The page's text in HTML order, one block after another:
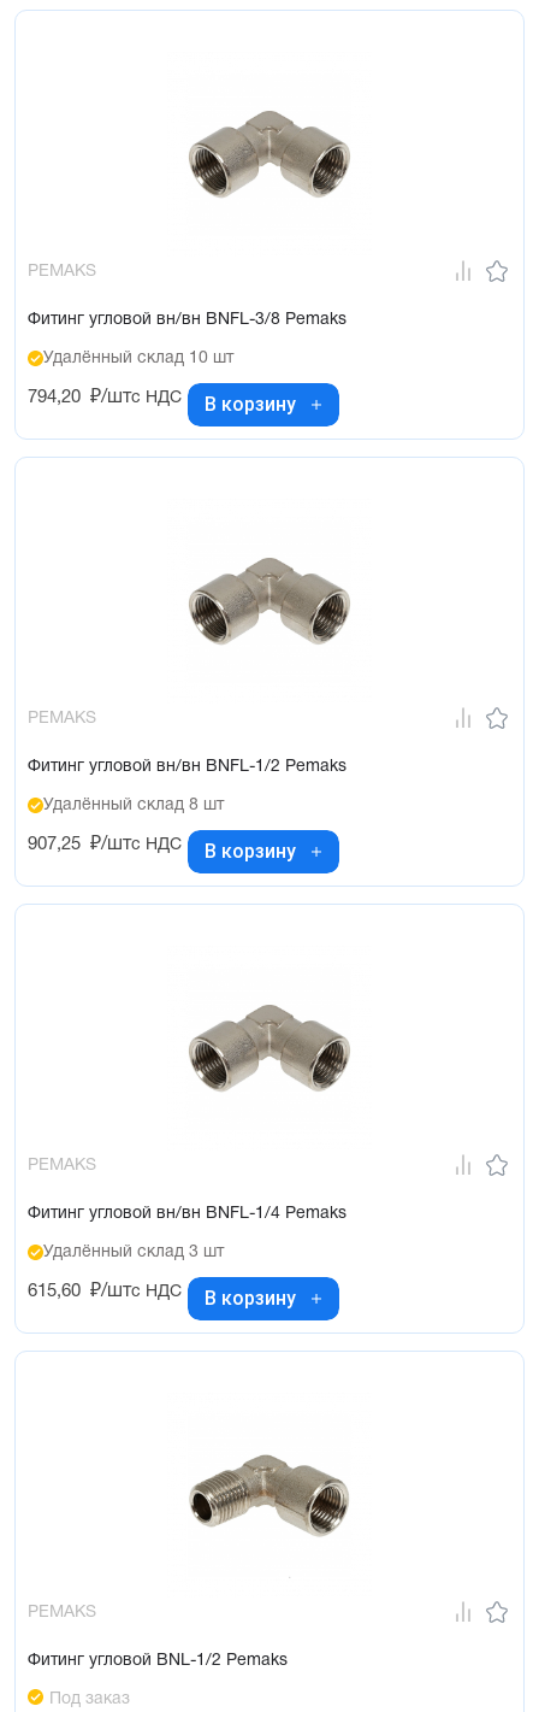
PEMAKS
Фитинг угловой вн/вн BNFL-3/8 Pemaks
Удалённый склад 10 шт
794,20 ₽/штс НДС В корзину
PEMAKS
Фитинг угловой вн/вн BNFL-1/2 Pemaks
Удалённый склад 8 шт
907,25 ₽/штс НДС В корзину
PEMAKS
Фитинг угловой вн/вн BNFL-1/4 Pemaks
Удалённый склад 3 шт
615,60 ₽/штс НДС В корзину
PEMAKS
Фитинг угловой BNL-1/2 Pemaks
Под заказ